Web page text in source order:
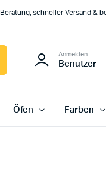
Beratung, schneller Versand &
Anmelden
Benutzer
Öfen Farben